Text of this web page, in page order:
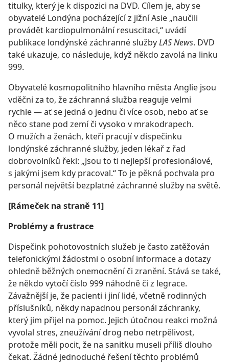
titulky, který je k dispozici na DVD. Cílem je, aby se
obyvatelé Londýna pocházející z jižní Asie „naučili
provádět kardiopulmonální resuscitaci,“ uvádí
publikace londýnské záchranné službyLAS News. DVD
také ukazuje, co následuje, když někdo zavolá na linku
999.
Obyvatelé kosmopolitního hlavního města Anglie jsou
vděčni za to, že záchranná služba reaguje velmi
rychle — ať se jedná o jednu či více osob, nebo ať se
něco stane pod zemí či vysoko v mrakodrapech.
O mužích a ženách, kteří pracují v dispečinku
londýnské záchranné služby, jeden lékař z řad
dobrovolníků řekl: „Jsou to ti nejlepší profesionálové,
s jakými jsem kdy pracoval.“ To je pěkná pochvala pro
personál největší bezplatné záchranné služby na světě.
[Rámeček na straně 11]
Problémy a frustrace
Dispečink pohotovostních služeb je často zatěžován
telefonickými žádostmi o osobní informace a dotazy
ohledně běžných onemocnění či zranění. Stává se také,
že někdo vytočí číslo 999 náhodně či z legrace.
Závažnější je, že pacienti i jiní lidé, včetně rodinných
příslušníků, někdy napadnou personál záchranky,
který jim přijel na pomoc. Jejich útočnou reakci možná
vyvolal stres, zneužívání drog nebo netrpělivost,
protože měli pocit, že na sanitku museli příliš dlouho
čekat. Žádné jednoduché řešení těchto problémů